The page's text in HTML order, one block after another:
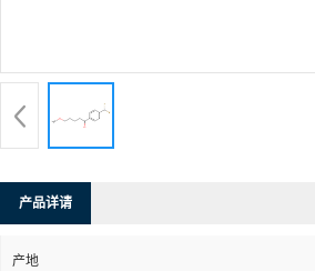
产品详请
产地